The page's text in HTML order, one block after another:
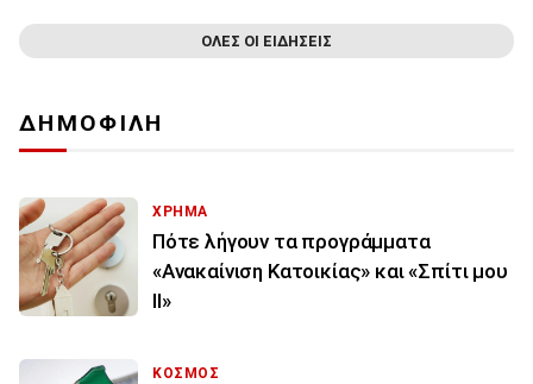
ΟΛΕΣ ΟΙ ΕΙΔΗΣΕΙΣ
ΔΗΜΟΦΙΛΗ
ΧΡΗΜΑ
Πότε λήγουν τα προγράμματα
«Ανακαίνιση Κατοικίας» και «Σπίτι μου
ΙΙ»
ΚΟΣΜΟΣ